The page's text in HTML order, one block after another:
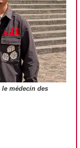
le médecin des